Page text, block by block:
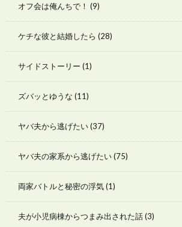
オフ会は俺んちで！ (9)
ケチな彼と結婚したら (28)
サイドストーリー (1)
ズバッとゆうな (11)
ヤバ夫から逃げたい(37)
ヤバ夫の家系から逃げたい(75)
両家バトルと秘密の浮気(1)
夫が小児病棟からつまみ出された話(3)